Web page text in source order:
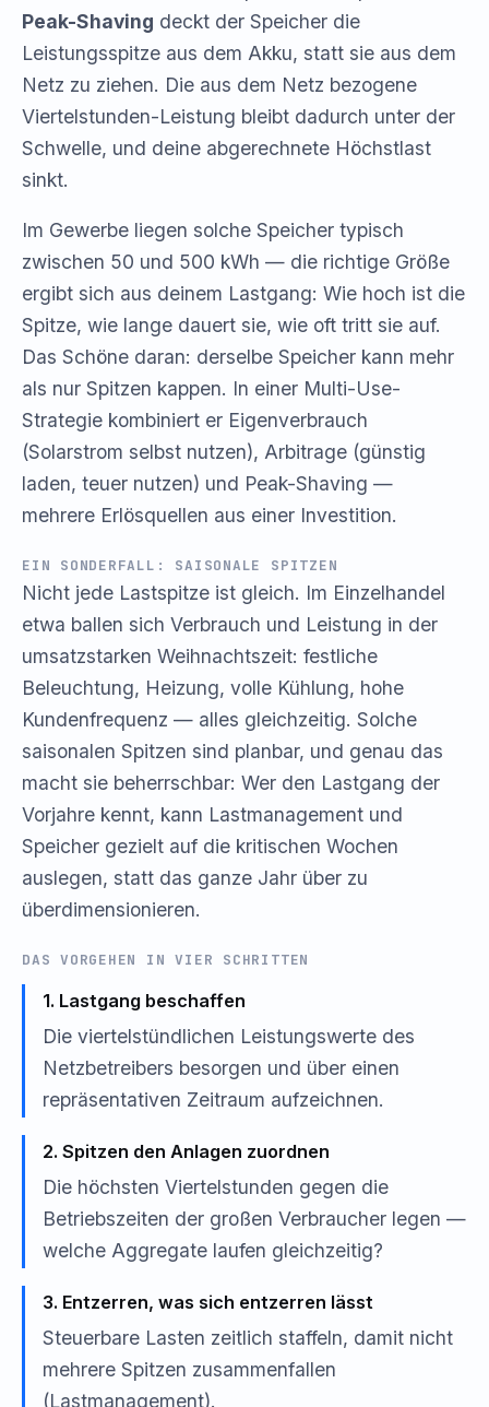
Peak-Shaving deckt der Speicher die
Leistungsspitze aus dem Akku, statt sie aus dem
Netz zu ziehen. Die aus dem Netz bezogene
Viertelstunden-Leistung bleibt dadurch unter der
Schwelle, und deine abgerechnete Höchstlast
sinkt.
Im Gewerbe liegen solche Speicher typisch
zwischen 50 und 500 kWh — die richtige Größe
ergibt sich aus deinem Lastgang: Wie hoch ist die
Spitze, wie lange dauert sie, wie oft tritt sie auf.
Das Schöne daran: derselbe Speicher kann mehr
als nur Spitzen kappen. In einer Multi-Use-
Strategie kombiniert er Eigenverbrauch
(Solarstrom selbst nutzen), Arbitrage (günstig
laden, teuer nutzen) und Peak-Shaving —
mehrere Erlösquellen aus einer Investition.
EIN SONDERFALL: SAISONALE SPITZEN
Nicht jede Lastspitze ist gleich. Im Einzelhandel
etwa ballen sich Verbrauch und Leistung in der
umsatzstarken Weihnachtszeit: festliche
Beleuchtung, Heizung, volle Kühlung, hohe
Kundenfrequenz — alles gleichzeitig. Solche
saisonalen Spitzen sind planbar, und genau das
macht sie beherrschbar: Wer den Lastgang der
Vorjahre kennt, kann Lastmanagement und
Speicher gezielt auf die kritischen Wochen
auslegen, statt das ganze Jahr über zu
überdimensionieren.
DAS VORGEHEN IN VIER SCHRITTEN
1. Lastgang beschaffen
Die viertelstündlichen Leistungswerte des
Netzbetreibers besorgen und über einen
repräsentativen Zeitraum aufzeichnen.
2. Spitzen den Anlagen zuordnen
Die höchsten Viertelstunden gegen die
Betriebszeiten der großen Verbraucher legen —
welche Aggregate laufen gleichzeitig?
3. Entzerren, was sich entzerren lässt
Steuerbare Lasten zeitlich staffeln, damit nicht
mehrere Spitzen zusammenfallen
(Lastmanagement).